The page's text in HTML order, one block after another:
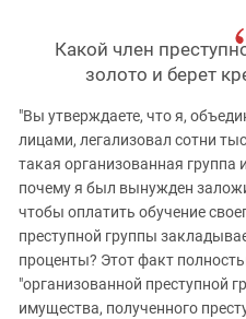
Какой член
золото и берет
"Вы утверждаете, что я,
лицами, легализовал сотни
такая организованная группа
почему я был вынужден
чтобы оплатить обучение
преступной группы
проценты? Этот факт
"организованной преступной
имущества, полученного